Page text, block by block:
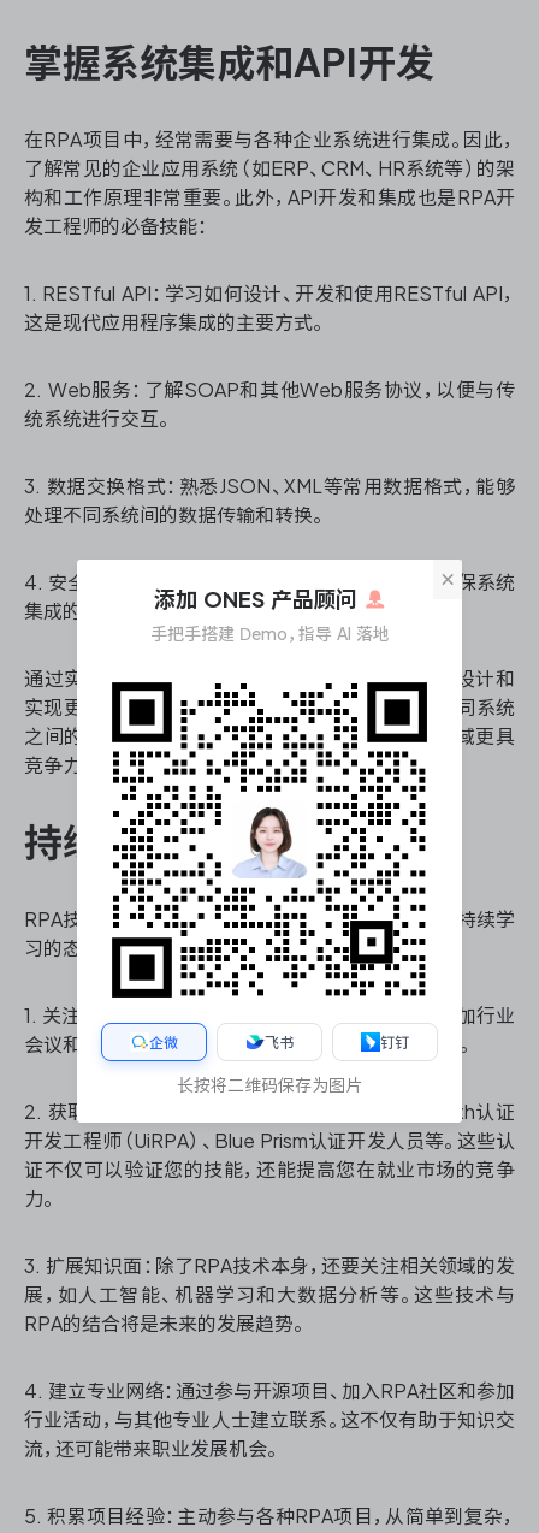
掌握系统集成和API开发
在RPA项目中，经常需要与各种企业系统进行集成。因此，
了解常见的企业应用系统（如ERP、CRM、HR系统等）的架
构和工作原理非常重要。此外，API开发和集成也是RPA开
发工程师的必备技能：
1. RESTful API：学习如何设计、开发和使用RESTful API，
这是现代应用程序集成的主要方式。
2. Web服务：了解SOAP和其他Web服务协议，以便与传
统系统进行交互。
3. 数据交换格式：熟悉JSON、XML等常用数据格式，能够
处理不同系统间的数据传输和转换。
4. 安全认证：掌握OAuth、JWT等安全认证机制，确保系统
集成的安全性。
通过实践项目和在线资源学习这些技能，您将能够设计和
实现更复杂、更高效的RPA解决方案。同时，了解不同系统
之间的集成挑战和最佳实践，将使您在RPA开发领域更具
竞争力。
持续学习和职业发展
RPA技术领域发展迅速，作为RPA开发工程师，保持持续学
习的态度至关重要：
1. 关注行业动态：定期阅读RPA相关的技术博客、参加行业
会议和网络研讨会，了解最新的技术趋势和最佳实践。
2. 获取认证：许多RPA平台提供官方认证，如UiPath认证
开发工程师（UiRPA）、Blue Prism认证开发人员等。这些认
证不仅可以验证您的技能，还能提高您在就业市场的竞争
力。
3. 扩展知识面：除了RPA技术本身，还要关注相关领域的发
展，如人工智能、机器学习和大数据分析等。这些技术与
RPA的结合将是未来的发展趋势。
4. 建立专业网络：通过参与开源项目、加入RPA社区和参加
行业活动，与其他专业人士建立联系。这不仅有助于知识交
流，还可能带来职业发展机会。
5. 积累项目经验：主动参与各种RPA项目，从简单到复杂，
×
添加 ONES 产品顾问
手把手搭建 Demo，指导 AI 落地
企微 飞书 钉钉
长按将二维码保存为图片